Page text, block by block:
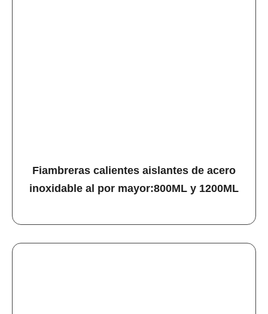
Fiambreras calientes aislantes de acero
inoxidable al por mayor:800ML y 1200ML